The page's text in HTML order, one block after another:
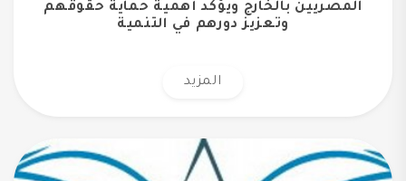
المصريين بالخارج ويؤكد أهمية حماية حقوقهم
وتعزيز دورهم في التنمية
المزيد